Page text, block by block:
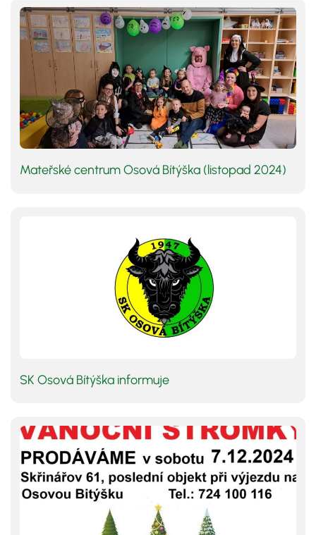
Mateřské centrum Osová Bítýška (listopad 2024)
SK Osová Bítýška informuje